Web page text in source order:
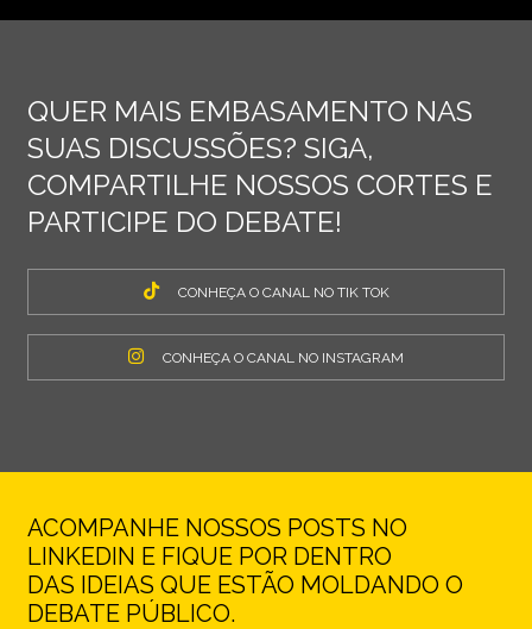
QUER MAIS EMBASAMENTO NAS
SUAS DISCUSSÕES? SIGA,
COMPARTILHE NOSSOS CORTES E
PARTICIPE DO DEBATE!
CONHEÇA O CANAL NO TIK TOK
CONHEÇA O CANAL NO INSTAGRAM
ACOMPANHE NOSSOS POSTS NO
LINKEDIN E FIQUE POR DENTRO
DAS IDEIAS QUE ESTÃO MOLDANDO O
DEBATE PÚBLICO.